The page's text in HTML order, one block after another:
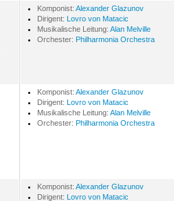
Komponist: Alexander Glazunov
Dirigent: Lovro von Matacic
Musikalische Leitung: Alan Melville
Orchester: Philharmonia Orchestra
Komponist: Alexander Glazunov
Dirigent: Lovro von Matacic
Musikalische Leitung: Alan Melville
Orchester: Philharmonia Orchestra
Komponist: Alexander Glazunov
Dirigent: Lovro von Matacic